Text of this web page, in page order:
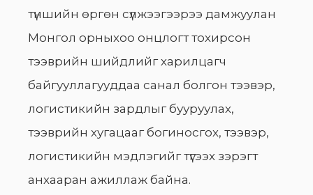
түншийн өргөн сүлжээгээрээ дамжуулан
Монгол орныхоо онцлогт тохирсон
тээврийн шийдлийг харилцагч
байгууллагууддаа санал болгон тээвэр,
логистикийн зардлыг бууруулах,
тээврийн хугацааг богиносгох, тээвэр,
логистикийн мэдлэгийг түгээх зэрэгт
анхааран ажиллаж байна.